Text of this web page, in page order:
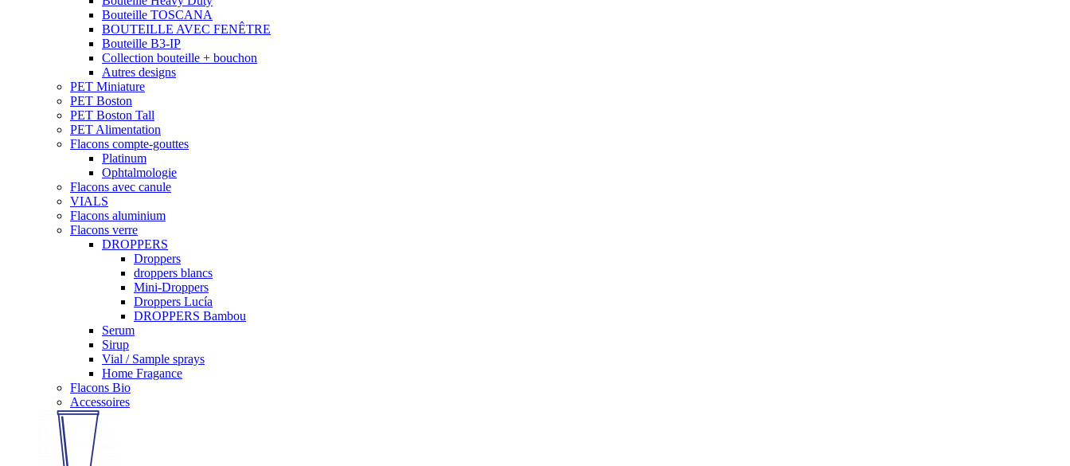
Bouteille TOSCANA
BOUTEILLE AVEC FENÊTRE
Bouteille B3-IP
Collection bouteille + bouchon
Autres designs
PET Miniature
PET Boston
PET Boston Tall
PET Alimentation
Flacons compte-gouttes
Platinum
Ophtalmologie
Flacons avec canule
VIALS
Flacons aluminium
Flacons verre
DROPPERS
Droppers
droppers blancs
Mini-Droppers
Droppers Lucía
DROPPERS Bambou
Serum
Sirup
Vial / Sample sprays
Home Fragance
Flacons Bio
Accessoires